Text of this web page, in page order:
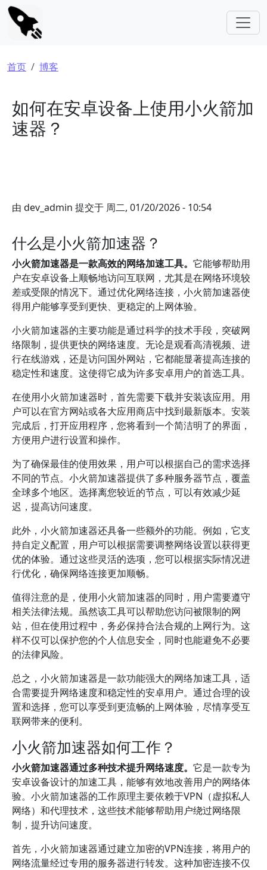
跳转到主要内容
面包屑
首页 博客
如何在安卓设备上使用小火箭加
速器？
由 dev_admin 提交于 周二, 01/20/2026 - 10:54
什么是小火箭加速器？
小火箭加速器是一款高效的网络加速工具。 它能够帮助用
户在安卓设备上顺畅地访问互联网，尤其是在网络环境较
差或受限的情况下。通过优化网络连接，小火箭加速器使
得用户能够享受到更快、更稳定的上网体验。
小火箭加速器的主要功能是通过科学的技术手段，突破网
络限制，提供更快的网络速度。无论是观看高清视频、进
行在线游戏，还是访问国外网站，它都能显著提高连接的
稳定性和速度。这使得它成为许多安卓用户的首选工具。
在使用小火箭加速器时，首先需要下载并安装该应用。用
户可以在官方网站或各大应用商店中找到最新版本。安装
完成后，打开应用程序，您将看到一个简洁明了的界面，
方便用户进行设置和操作。
为了确保最佳的使用效果，用户可以根据自己的需求选择
不同的节点。小火箭加速器提供了多种服务器节点，覆盖
全球多个地区。选择离您较近的节点，可以有效减少延
迟，提高访问速度。
此外，小火箭加速器还具备一些额外的功能。例如，它支
持自定义配置，用户可以根据需要调整网络设置以获得更
优的体验。通过这些灵活的选项，您可以根据实际情况进
行优化，确保网络连接更加顺畅。
值得注意的是，使用小火箭加速器的同时，用户需要遵守
相关法律法规。虽然该工具可以帮助您访问被限制的网
站，但在使用过程中，务必保持合法合规的上网行为。这
样不仅可以保护您的个人信息安全，同时也能避免不必要
的法律风险。
总之，小火箭加速器是一款功能强大的网络加速工具，适
合需要提升网络速度和稳定性的安卓用户。通过合理的设
置和选择，您可以享受到更流畅的上网体验，尽情享受互
联网带来的便利。
小火箭加速器如何工作？
小火箭加速器通过多种技术提升网络速度。 它是一款专为
安卓设备设计的加速工具，能够有效地改善用户的网络体
验。小火箭加速器的工作原理主要依赖于VPN（虚拟私人
网络）和代理技术，这些技术能够帮助用户绕过网络限
制，提升访问速度。
首先，小火箭加速器通过建立加密的VPN连接，将用户的
网络流量经过专用的服务器进行转发。这种加密连接不仅